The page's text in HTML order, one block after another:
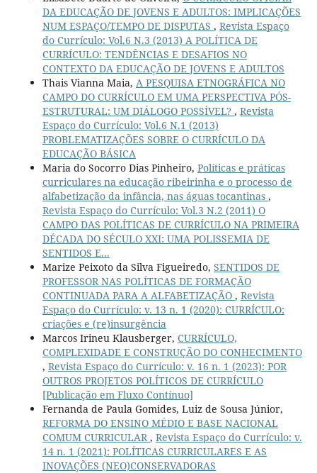
DA EDUCAÇÃO DE JOVENS E ADULTOS: IMPLICAÇÕES
NUM ESPAÇO/TEMPO DE DISPUTAS , Revista Espaço
do Currículo: Vol.6 N.3 (2013) A POLÍTICA DE
CURRÍCULO: TENDÊNCIAS E DESAFIOS NO
CONTEXTO DA EDUCAÇÃO DE JOVENS E ADULTOS
Thais Vianna Maia, A PESQUISA ETNOGRÁFICA NO
CAMPO DO CURRÍCULO EM UMA PERSPECTIVA PÓS-
ESTRUTURAL: UM DIÁLOGO POSSÍVEL? , Revista
Espaço do Currículo: Vol.6 N.1 (2013)
PROBLEMATIZAÇÕES SOBRE O CURRÍCULO DA
EDUCAÇÃO BÁSICA
Maria do Socorro Dias Pinheiro, Políticas e práticas
curriculares na educação ribeirinha e o processo de
alfabetização da infância, nas águas tocantinas ,
Revista Espaço do Currículo: Vol.3 N.2 (2011) O
CAMPO DAS POLÍTICAS DE CURRÍCULO NA PRIMEIRA
DÉCADA DO SÉCULO XXI: UMA POLISSEMIA DE
SENTIDOS E...
Marize Peixoto da Silva Figueiredo, SENTIDOS DE
PROFESSOR NAS POLÍTICAS DE FORMAÇÃO
CONTINUADA PARA A ALFABETIZAÇÃO , Revista
Espaço do Currículo: v. 13 n. 1 (2020): CURRÍCULO:
criações e (re)insurgência
Marcos Irineu Klausberger, CURRÍCULO,
COMPLEXIDADE E CONSTRUÇÃO DO CONHECIMENTO
, Revista Espaço do Currículo: v. 16 n. 1 (2023): POR
OUTROS PROJETOS POLÍTICOS DE CURRÍCULO
[Publicação em Fluxo Contínuo]
Fernanda de Paula Gomides, Luiz de Sousa Júnior,
REFORMA DO ENSINO MÉDIO E BASE NACIONAL
COMUM CURRICULAR , Revista Espaço do Currículo: v.
14 n. 1 (2021): POLÍTICAS CURRICULARES E AS
INOVAÇÕES (NEO)CONSERVADORAS